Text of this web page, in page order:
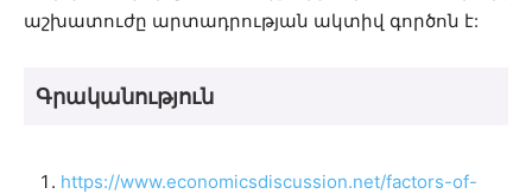
աշխատուժը արտադրության ակտիվ գործոն է:
Գրականություն
https://www.economicsdiscussion.net/factors-of-